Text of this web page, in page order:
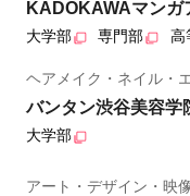
KADOKAWAマンガ
大学部 専門部 高
ヘアメイク・ネイル・
バンタン渋谷美容学
大学部
アート・デザイン・映